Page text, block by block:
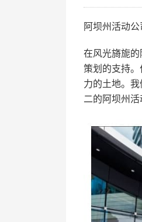
阿坝州活动
在风光旖旎
策划的支持
力的土地。
二的阿坝州活